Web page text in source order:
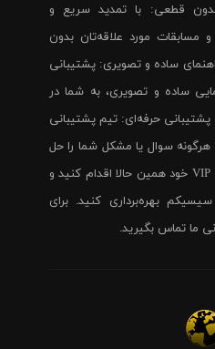
قطعی: با تمدید سریع و
و مسابقات مورد علاقه‌تان بدون
ساده و تصویری: پشتیبانی
ساده و تصویری، به شما در
حرفه‌ای: تیم پشتیبانی
سوال یا مشکل شما را حل
کند. برای خرید و تمدید اکانت VIP خود همین حالا اقدام کنید و
بهره‌برداری کنید. برای
ما تماس بگیرید.